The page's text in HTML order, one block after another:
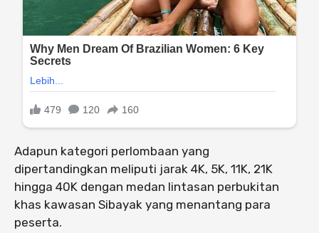
Adapun kategori perlombaan yang
dipertandingkan meliputi jarak 4K, 5K, 11K, 21K
hingga 40K dengan medan lintasan perbukitan
khas kawasan Sibayak yang menantang para
peserta.